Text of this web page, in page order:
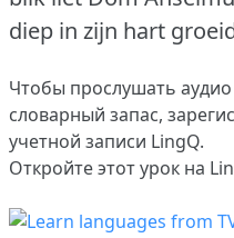
diep in zijn hart
Чтобы прослушать аудио
словарный запас,
учетной записи LingQ.
Откройте этот урок на